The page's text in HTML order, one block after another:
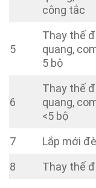
công tắc
5
Thay thế
quang,
5 bộ
6
Thay thế
quang,
<5 bộ
7 Lắp mới
8
Thay thế